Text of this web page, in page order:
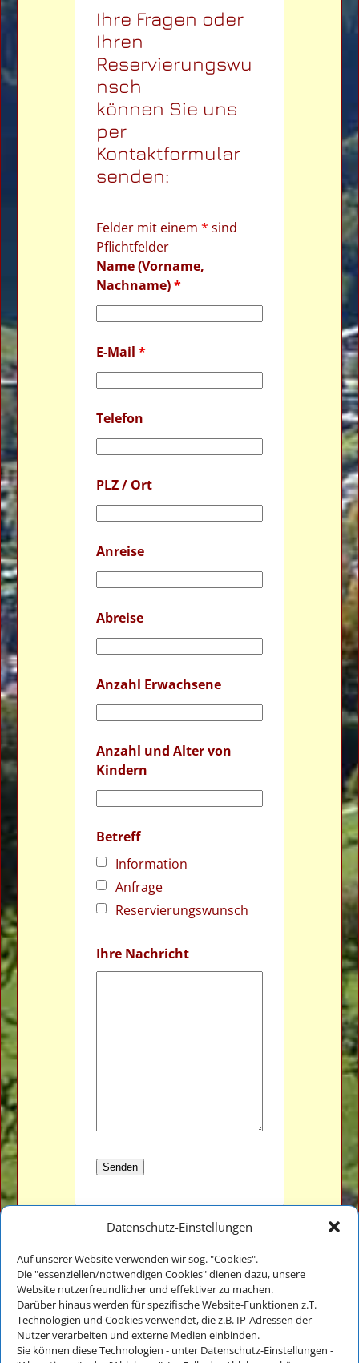
Datenschutz-Einstellungen
Auf unserer Website verwenden wir sog. "Cookies".
Die "essenziellen/notwendigen Cookies" dienen dazu, unsere
Website nutzerfreundlicher und effektiver zu machen.
Darüber hinaus werden für spezifische Website-Funktionen z.T.
Technologien und Cookies verwendet, die z.B. IP-Adressen der
Nutzer verarbeiten und externe Medien einbinden.
Sie können diese Technologien - unter Datenschutz-Einstellungen -
Ihre Fragen oder
Ihren
Reservierungswu
nsch
können Sie uns
per
Kontaktformular
senden:
Felder mit einem * sind
Pflichtfelder
Name (Vorname,
Nachname)*
E-Mail *
Telefon
PLZ / Ort
Anreise
Abreise
Anzahl Erwachsene
Anzahl und Alter von
Kindern
Betreff
Information
Anfrage
Reservierungswunsch
Ihre Nachricht
Veronika Thomae
Thomanhof - Ferienwohnungen
Auf der Reiten 18
D-83486 Ramsau bei Berchtesgaden